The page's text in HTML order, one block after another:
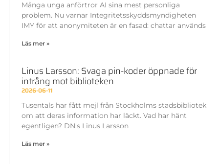
Många unga anförtror AI sina mest personliga
problem. Nu varnar Integritetsskyddsmyndigheten
IMY för att anonymiteten är en fasad: chattar används
Läs mer »
Linus Larsson: Svaga pin-koder öppnade för
intrång mot biblioteken
2026-06-11
Tusentals har fått mejl från Stockholms stadsbibliotek
om att deras information har läckt. Vad har hänt
egentligen? DN:s Linus Larsson
Läs mer »